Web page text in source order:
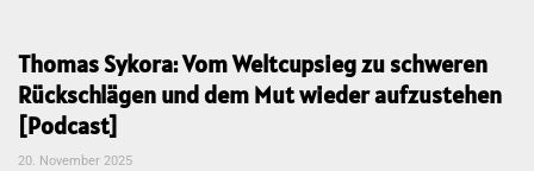
Thomas Sykora: Vom Weltcupsieg zu schweren
Rückschlägen und dem Mut wieder aufzustehen
[Podcast]
20. November 2025